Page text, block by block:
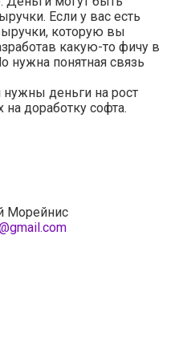
Если у вас есть
которую вы
какую-то фичу в
нужна понятная связь
деньги на рост
доработку софта.
Морейнис